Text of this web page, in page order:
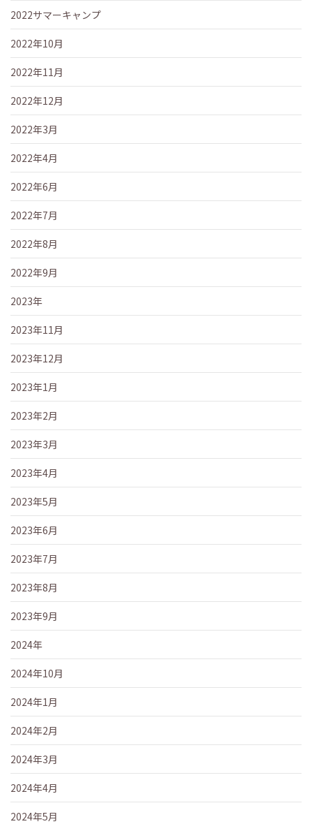
2022サマーキャンプ
2022年10月
2022年11月
2022年12月
2022年3月
2022年4月
2022年6月
2022年7月
2022年8月
2022年9月
2023年
2023年11月
2023年12月
2023年1月
2023年2月
2023年3月
2023年4月
2023年5月
2023年6月
2023年7月
2023年8月
2023年9月
2024年
2024年10月
2024年1月
2024年2月
2024年3月
2024年4月
2024年5月